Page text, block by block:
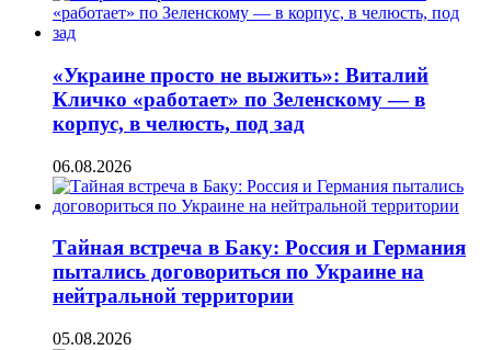
«Украине просто не выжить»: Виталий
Кличко «работает» по Зеленскому — в
корпус, в челюсть, под зад
06.08.2026
Тайная встреча в Баку: Россия и Германия
пытались договориться по Украине на
нейтральной территории
05.08.2026